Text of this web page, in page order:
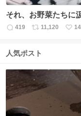
それ、お野菜たちに
返
数
419
リ
ス
数
11,120
い
人気ポスト